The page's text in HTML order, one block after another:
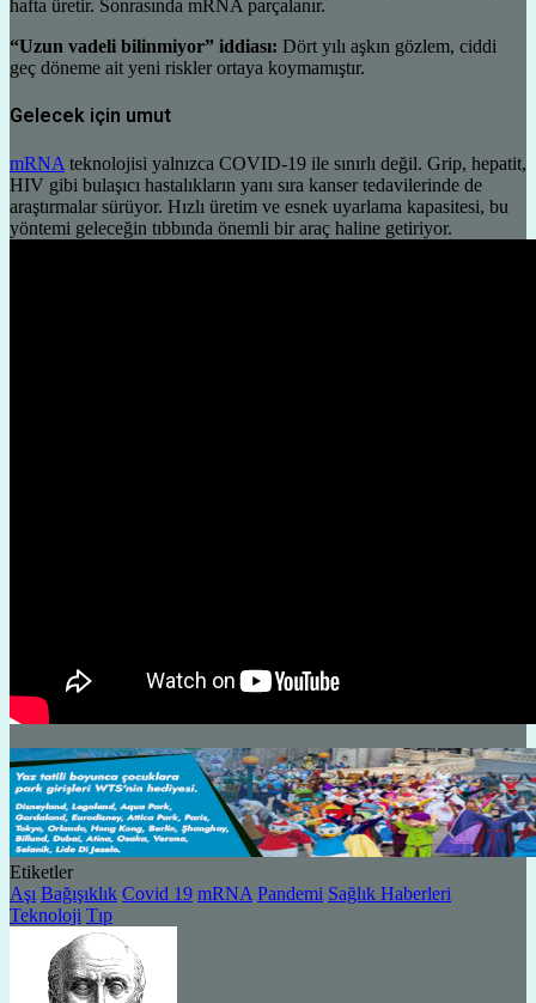
hafta üretir. Sonrasında mRNA parçalanır.
“Uzun vadeli bilinmiyor” iddiası: Dört yılı aşkın gözlem, ciddi
geç döneme ait yeni riskler ortaya koymamıştır.
Gelecek için umut
mRNA teknolojisi yalnızca COVID-19 ile sınırlı değil. Grip, hepatit,
HIV gibi bulaşıcı hastalıkların yanı sıra kanser tedavilerinde de
araştırmalar sürüyor. Hızlı üretim ve esnek uyarlama kapasitesi, bu
yöntemi geleceğin tıbbında önemli bir araç haline getiriyor.
Etiketler
Aşı Bağışıklık Covid 19 mRNA Pandemi Sağlık Haberleri
Teknoloji Tıp